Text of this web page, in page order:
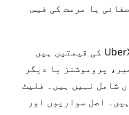
یا مرمت کی فیس
*نمونہ سواری کی قیمتیں صرف اوسط UberX کی قیمتیں ہیں
پروموشنز یا دیگر
شامل نہیں ہیں۔ فلیٹ
اصل سواریوں اور